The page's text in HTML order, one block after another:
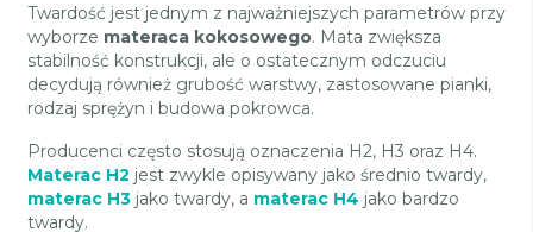
Twardość jest jednym z najważniejszych parametrów przy
wyborze materaca kokosowego. Mata zwiększa
stabilność konstrukcji, ale o ostatecznym odczuciu
decydują również grubość warstwy, zastosowane pianki,
rodzaj sprężyn i budowa pokrowca.
Producenci często stosują oznaczenia H2, H3 oraz H4.
Materac H2 jest zwykle opisywany jako średnio twardy,
materac H3 jako twardy, a materac H4 jako bardzo
twardy.